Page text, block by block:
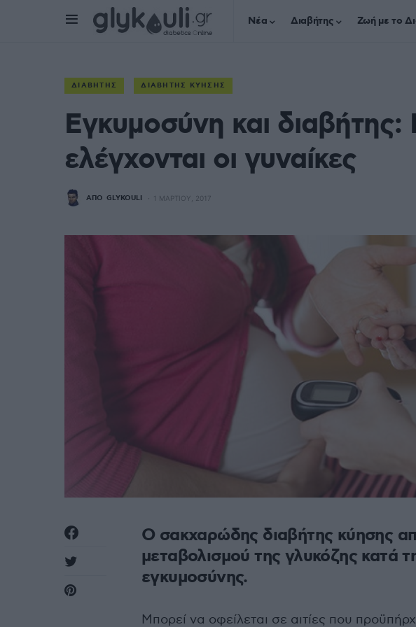
Νέα Διαβήτης Ζωή με το
ΔΙΑΒΉΤΗΣ ΔΙΑΒΉΤΗΣ ΚΎΗΣΗΣ
Εγκυμοσύνη και διαβήτης:
ελέγχονται οι γυναίκες
ΑΠΌ GLYKOULI 1 ΜΑΡΤΊΟΥ, 2017
Ο σακχαρώδης διαβήτης κύησης
μεταβολισμού της γλυκόζης κατά
εγκυμοσύνης.
Μπορεί να οφείλεται σε αιτίες που